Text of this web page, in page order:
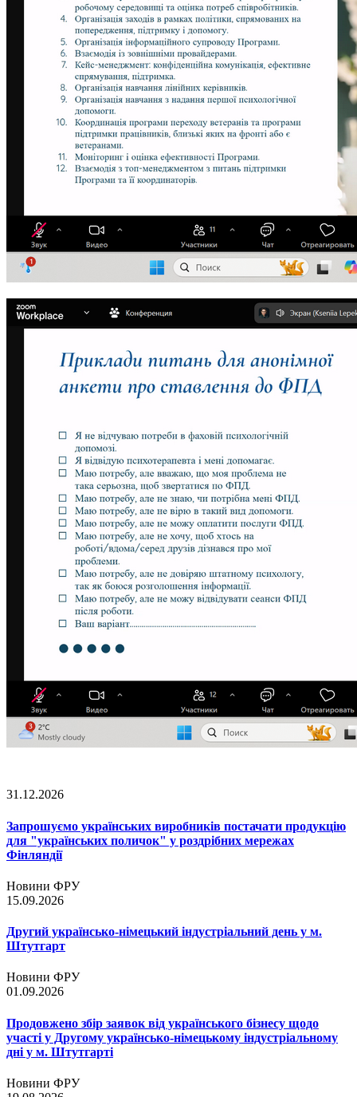
31.12.2026
Запрошуємо українських виробників постачати продукцію
для "українських поличок" у роздрібних мережах
Фінляндії
Новини ФРУ
15.09.2026
Другий українсько-німецький індустріальний день у м.
Штутгарт
Новини ФРУ
01.09.2026
Продовжено збір заявок від українського бізнесу щодо
участі у Другому українсько-німецькому індустріальному
дні у м. Штутгарті
Новини ФРУ